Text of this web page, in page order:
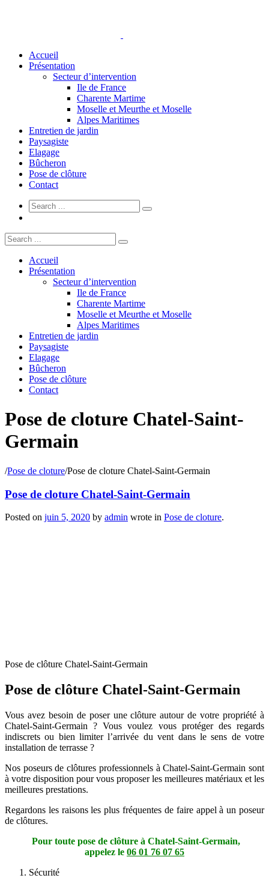
Accueil
Présentation
Secteur d’intervention
Ile de France
Charente Martime
Moselle et Meurthe et Moselle
Alpes Maritimes
Entretien de jardin
Paysagiste
Elagage
Bûcheron
Pose de clôture
Contact
Accueil
Présentation
Secteur d’intervention
Ile de France
Charente Martime
Moselle et Meurthe et Moselle
Alpes Maritimes
Entretien de jardin
Paysagiste
Elagage
Bûcheron
Pose de clôture
Contact
Pose de cloture Chatel-Saint-
Germain
/Pose de cloture/Pose de cloture Chatel-Saint-Germain
Pose de cloture Chatel-Saint-Germain
Posted on juin 5, 2020 by admin wrote in Pose de cloture.
Pose de clôture Chatel-Saint-Germain
Pose de clôture Chatel-Saint-Germain
Vous avez besoin de poser une clôture autour de votre propriété à
Chatel-Saint-Germain ? Vous voulez vous protéger des regards
indiscrets ou bien limiter l’arrivée du vent dans le sens de votre
installation de terrasse ?
Nos poseurs de clôtures professionnels à Chatel-Saint-Germain sont
à votre disposition pour vous proposer les meilleures matériaux et les
meilleures prestations.
Regardons les raisons les plus fréquentes de faire appel à un poseur
de clôtures.
Pour toute pose de clôture à Chatel-Saint-Germain,
appelez le 06 01 76 07 65
Sécurité